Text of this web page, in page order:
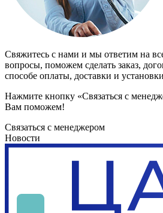
Свяжитесь с нами и мы ответим на
вопросы, поможем сделать заказ,
способе оплаты, доставки и
Нажмите кнопку «Связаться с
Вам поможем!
Связаться с менеджером
Новости